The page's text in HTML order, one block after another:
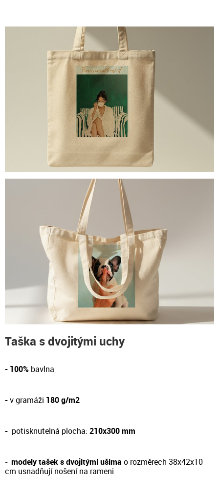
Taška s dvojitými uchy
- 100% bavlna
-v gramáži 180 g/m2
- potisknutelná plocha: 210x300 mm
- modely tašek s dvojitými ušima o rozměrech 38x42x10
cm usnadňují nošení na rameni